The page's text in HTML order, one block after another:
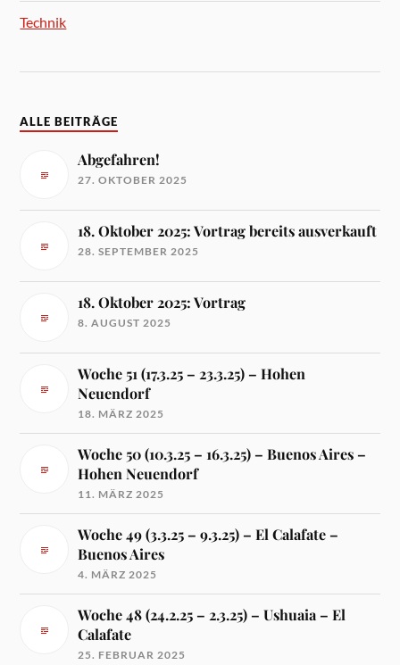
Technik
ALLE BEITRÄGE
Abgefahren!
27. OKTOBER 2025
18. Oktober 2025: Vortrag bereits ausverkauft
28. SEPTEMBER 2025
18. Oktober 2025: Vortrag
8. AUGUST 2025
Woche 51 (17.3.25 – 23.3.25) – Hohen
Neuendorf
18. MÄRZ 2025
Woche 50 (10.3.25 – 16.3.25) – Buenos Aires –
Hohen Neuendorf
11. MÄRZ 2025
Woche 49 (3.3.25 – 9.3.25) – El Calafate –
Buenos Aires
4. MÄRZ 2025
Woche 48 (24.2.25 – 2.3.25) – Ushuaia – El
Calafate
25. FEBRUAR 2025